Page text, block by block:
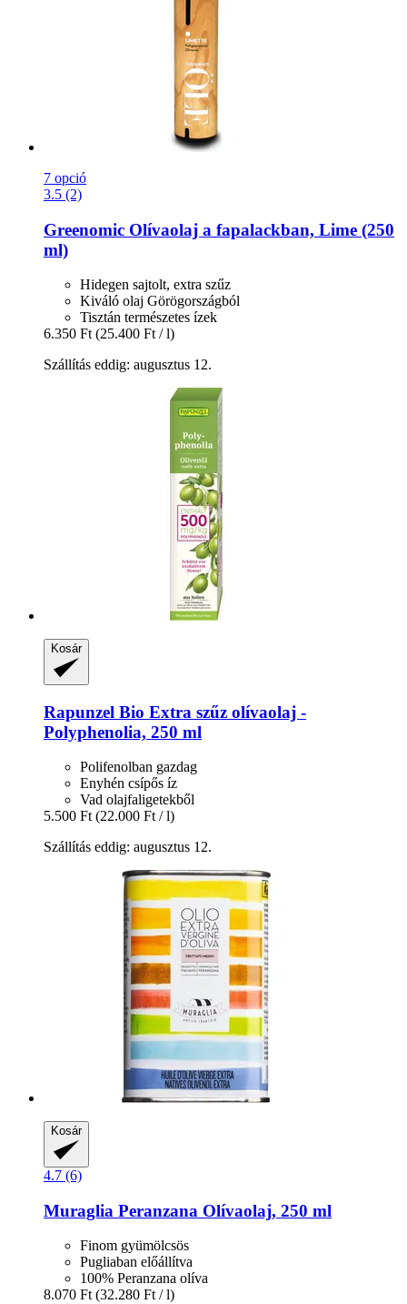
7 opció
3.5 (2)
Greenomic Olívaolaj a fapalackban, Lime (250
ml)
Hidegen sajtolt, extra szűz
Kiváló olaj Görögországból
Tisztán természetes ízek
6.350 Ft (25.400 Ft / l)
Szállítás eddig: augusztus 12.
Kosár
Rapunzel Bio Extra szűz olívaolaj -​
Polyphenolia, 250 ml
Polifenolban gazdag
Enyhén csípős íz
Vad olajfaligetekből
5.500 Ft (22.000 Ft / l)
Szállítás eddig: augusztus 12.
Kosár
4.7 (6)
Muraglia Peranzana Olívaolaj, 250 ml
Finom gyümölcsös
Pugliaban előállítva
100% Peranzana olíva
8.070 Ft (32.280 Ft / l)